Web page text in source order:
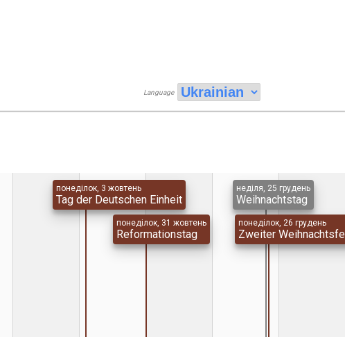
Language
понеділок, 3 жовтень
Tag der Deutschen Einheit
понеділок, 31 жовтень
Reformationstag
неділя, 25 грудень
Weihnachtstag
понеділок, 26 грудень
Zweiter